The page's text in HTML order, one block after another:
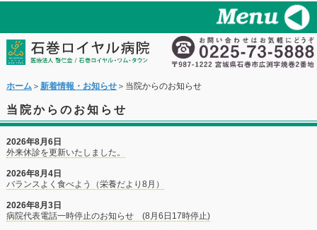
ホーム＞ 新着情報・お知らせ＞当院からのお知らせ
当院からのお知らせ
2026年8月6日
外来休診を更新いたしました。
2026年8月4日
バランスよく食べよう（栄養だより8月）
2026年8月3日
病院代表電話一時停止のお知らせ (8月6日17時停止)